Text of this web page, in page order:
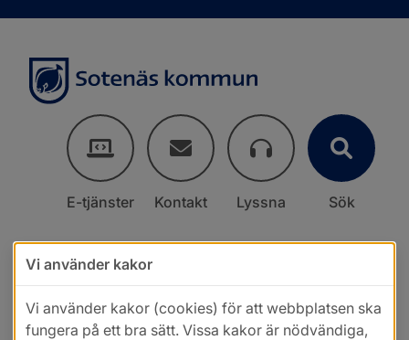
E-tjänster Kontakt Lyssna Sök
Vi använder kakor
Vi använder kakor (cookies) för att webbplatsen ska
fungera på ett bra sätt. Vissa kakor är nödvändiga,